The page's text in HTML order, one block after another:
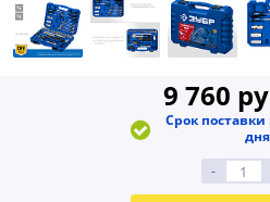
9 760
Срок поставки
дня
-